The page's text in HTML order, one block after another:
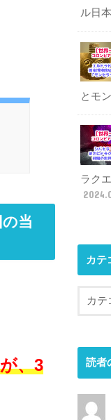
当
、3
ル日
とモ
ラク
カテ
読者